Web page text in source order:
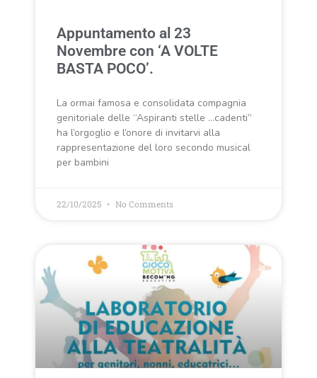
Appuntamento al 23
Novembre con ‘A VOLTE
BASTA POCO’.
La ormai famosa e consolidata compagnia
genitoriale delle “Aspiranti stelle …cadenti”
ha l’orgoglio e l’onore di invitarvi alla
rappresentazione del loro secondo musical
per bambini
22/10/2025 No Comments